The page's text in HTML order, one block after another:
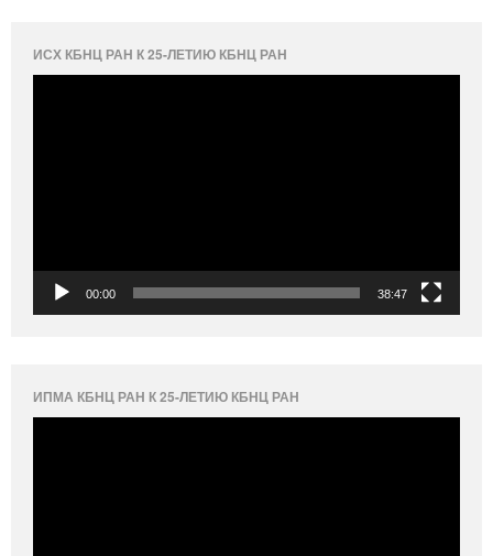
ИСХ КБНЦ РАН К 25-ЛЕТИЮ КБНЦ РАН
00:00 38:47
ИПМА КБНЦ РАН К 25-ЛЕТИЮ КБНЦ РАН